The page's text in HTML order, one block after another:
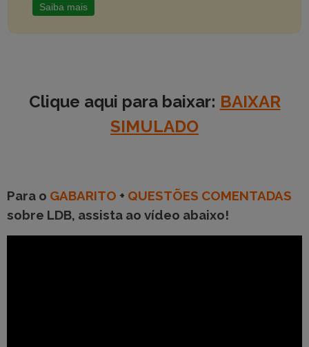
Saiba mais
Clique aqui para baixar: BAIXAR
SIMULADO
Para o GABARITO + QUESTÕES COMENTADAS
sobre LDB, assista ao vídeo abaixo!